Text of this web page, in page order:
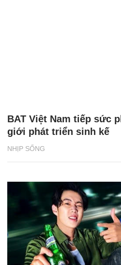
NHỊP SỐNG
BAT Việt Nam tiếp sức
giới phát triển sinh kế